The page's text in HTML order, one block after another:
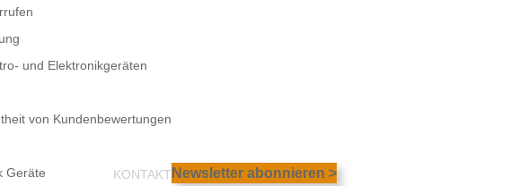
und Elektronikgeräten
von Kundenbewertungen
Geräte
KONTAKT Newsletter abonnieren >